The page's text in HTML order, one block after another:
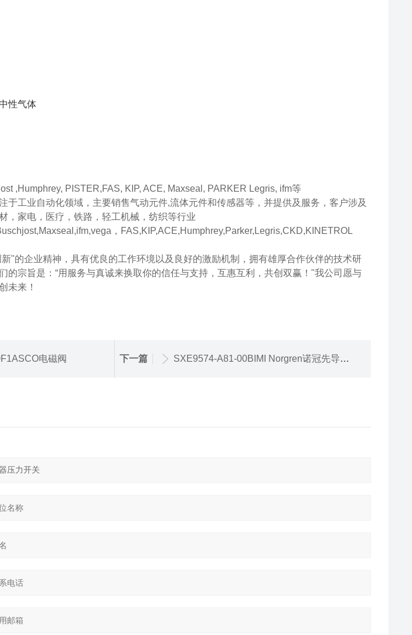
性气体
,Humphrey, PISTER,FAS, KIP, ACE, Maxseal, PARKER Legris, ifm等
于工业自动化领域，主要销售气动元件,流体元件和传感器等，并提供及服务，客户涉及
，家电，医疗，铁路，轻工机械，纺织等行业
，FAS,KIP,ACE,Humphrey,Parker,Legris,CKD,KINETROL
"的企业精神，具有优良的工作环境以及良好的激励机制，拥有雄厚合作伙伴的技术研
的宗旨是：“用服务与真诚来换取你的信任与支持，互惠互利，共创双赢！"我公司愿与
未来！
电磁阀 下一篇 SXE9574-A81-00BIMI Norgren诺冠先导式电磁阀